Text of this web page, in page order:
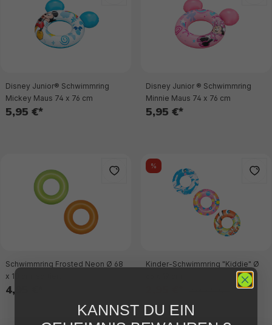
Disney Junior® Schwimmring
Mickey Maus 74 x 76 cm
5,95 €*
Disney Junior ® Schwimmring
Minnie Maus 74 x 76 cm
5,95 €*
Schwimmring Frosted Neon Ø 68
x 18 cm, sortiert
4,95 €*
%
Kinder-Schwimmring "Kiddie" Ø
KANNST DU EIN